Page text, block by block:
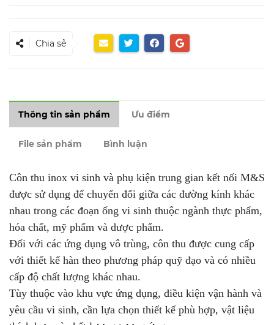
Chia sẻ
Thông tin sản phẩm Ưu điểm
File sản phẩm Bình luận
Côn thu inox vi sinh và phụ kiện trung gian kết nối M&S
được sử dụng để chuyển đổi giữa các đường kính khác
nhau trong các đoạn ống vi sinh thuộc ngành thực phẩm,
hóa chất, mỹ phẩm và dược phẩm.
Đối với các ứng dụng vô trùng, côn thu được cung cấp
với thiết kế hàn theo phương pháp quỹ đạo và có nhiều
cấp độ chất lượng khác nhau.
Tùy thuộc vào khu vực ứng dụng, điều kiện vận hành và
yêu cầu vi sinh, cần lựa chọn thiết kế phù hợp, vật liệu